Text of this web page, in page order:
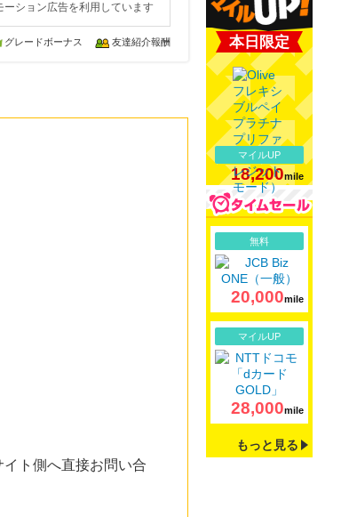
ション広告を利用しています
グレードボーナス 友達紹介報酬
ト側へ直接お問い合
本日限定
マイルUP
18,200mile
無料
20,000mile
マイルUP
28,000mile
もっと見る